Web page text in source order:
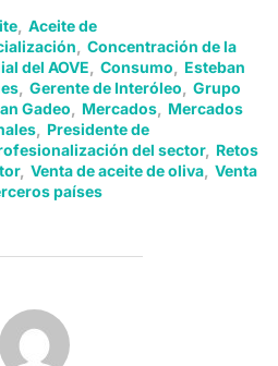
Aceite de
Concentración de la
del AOVE Consumo
Esteban
, Gerente de Interóleo
Grupo
Gadeo Mercados
Mercados
,
Presidente de
del sector, Retos
, Venta de aceite de oliva, Venta
países
LA PUBLICACIÓN